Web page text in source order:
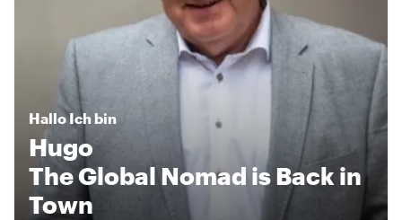
Hallo Ich bin
Hugo
The Global Nomad is Back in
Town